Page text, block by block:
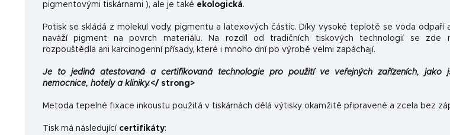
pigmentovými tiskárnami ), ale je také ekologická.
Potisk se skládá z molekul vody, pigmentu a latexových částic. Díky vysoké teplotě se voda odpaří
naváží pigment na povrch materiálu. Na rozdíl od tradičních tiskových technologií se zde
rozpouštědla ani karcinogenní přísady, které i mnoho dní po výrobě velmi zapáchají.
Je to jediná atestovaná a certifikovaná technologie pro použití ve veřejných zařízeních, jako
nemocnice, hotely a kliniky.</ strong>
Metoda tepelné fixace inkoustu použitá v tiskárnách dělá výtisky okamžitě připravené a zcela bez
Tisk má následující certifikáty: